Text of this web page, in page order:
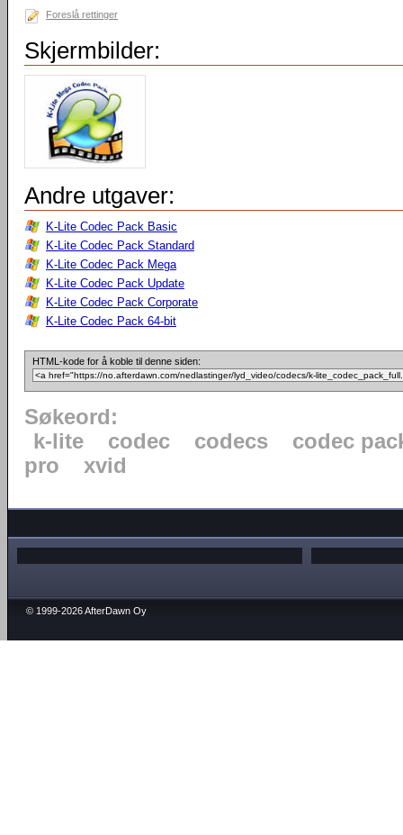
Foreslå rettinger
Skjermbilder:
Andre utgaver:
K-Lite Codec Pack Basic
K-Lite Codec Pack Standard
K-Lite Codec Pack Mega
K-Lite Codec Pack Update
K-Lite Codec Pack Corporate
K-Lite Codec Pack 64-bit
HTML-kode for å koble til denne siden:
Søkeord:
k-lite
codec codecs
codec
pro
xvid
© 1999-2026 AfterDawn Oy